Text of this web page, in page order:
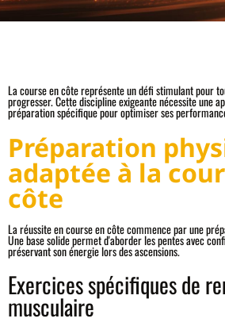
La course en côte représente un défi stimulant pour
progresser. Cette discipline exigeante nécessite une
préparation spécifique pour optimiser ses
Préparation
adaptée à la
côte
La réussite en course en côte commence par une
Une base solide permet d'aborder les pentes avec
préservant son énergie lors des ascensions.
Exercices spécifiques de
musculaire